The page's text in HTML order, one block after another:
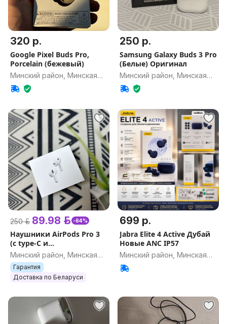
320 р.
Google Pixel Buds Pro,
Porcelain (бежевый)
Минский район, Минская
обл.
250 р.
Samsung Galaxy Buds 3 Pro
(Белые) Оригинал
Минский район, Минская
обл.
250 р. 89.98 р. -64%
Наушники AirPods Pro 3
(с type-C и
шумоподалением +
гарантия 1 год + подарки)
чип FCO Ca0
Минский район, Минская
обл.
Гарантия
Доставка по Беларуси
699 р.
Jabra Elite 4 Active Дубай
Новые ANC IP57
Минский район, Минская
обл.